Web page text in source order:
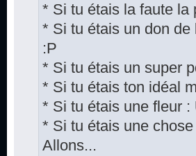
* Si tu étais la faute la
* Si tu étais un don
:P
* Si tu étais un super
* Si tu étais ton idéal
* Si tu étais une fleur :
* Si tu étais une
Allons...